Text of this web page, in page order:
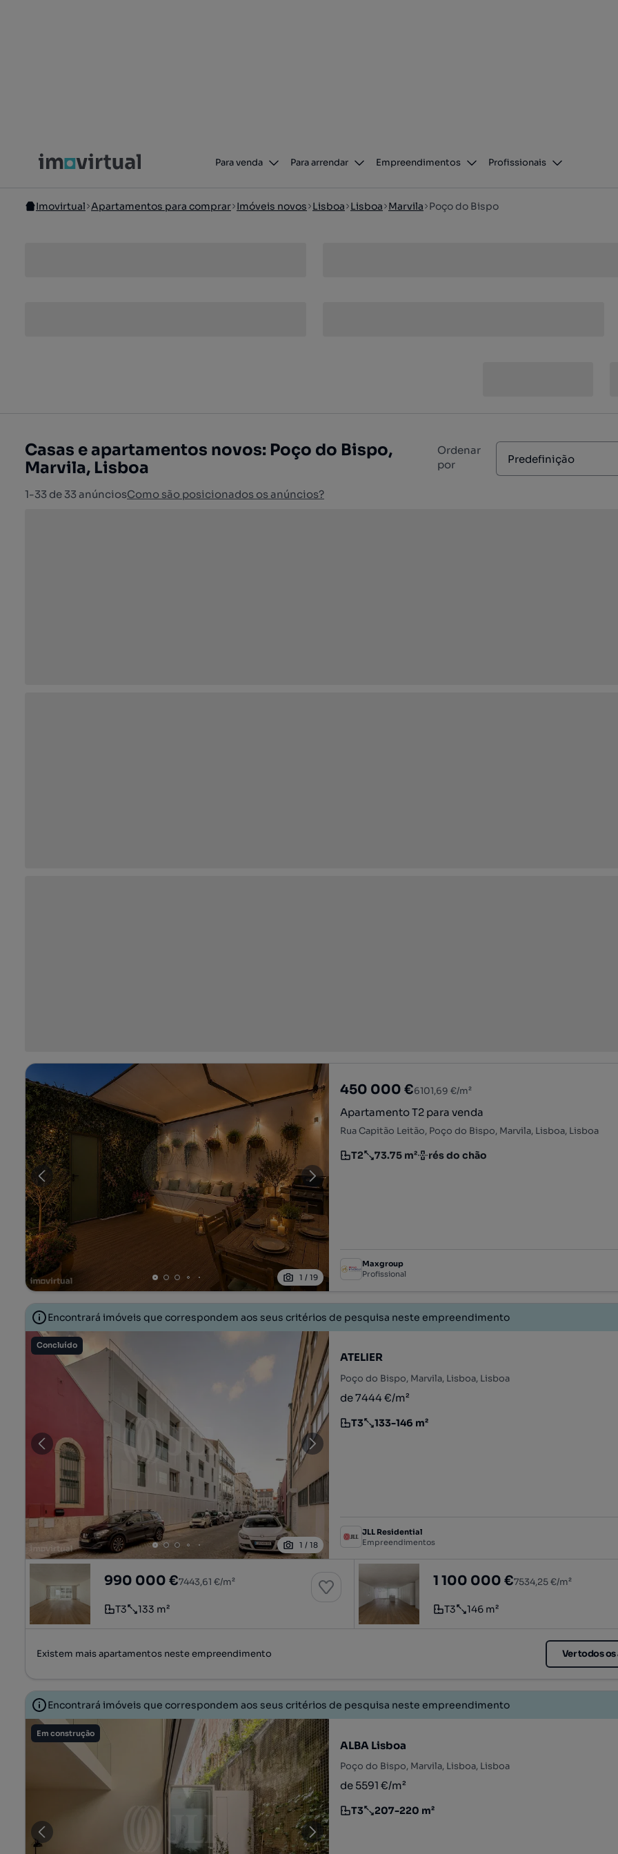
Para venda Para arrendar Empreendimentos Profissionais
Imovirtual Apartamentos para comprar Imóveis novos Lisboa Lisboa Marvila Poço do Bispo
Casas e apartamentos novos: Poço do Bispo,
Marvila, Lisboa
1-33 de 33 anúnciosComo são posicionados os anúncios?
Ordenar
por
Predefinição
1 /19
450 000 €6101,69 €/m²
Apartamento T2 para venda
Rua Capitão Leitão, Poço do Bispo, Marvila, Lisboa, Lisboa
Tipologia
T2
Preço por metro quadrado
73.75 m²
Andar rés do chão
Maxgroup
Profissional
Encontrará imóveis que correspondem aos seus critérios de pesquisa neste empreendimento
Concluído
1 /18
ATELIER
Poço do Bispo, Marvila, Lisboa, Lisboa
de 7444 €/m²
Tipologia
T3
Preço por metro quadrado
133-146 m²
JLL Residential
Empreendimentos
Apartamento T3, com garagem, no Condomínio Atelier, Lisboa
990 000 €7443,61 €/m²
Tipologia
T3
Preço por metro quadrado
133 m²
Apartamento T3, com garagem, no
1 100 000 €7534,25 €/m²
Tipologia
T3
Preço por metro quadrado
146 m²
Existem mais apartamentos neste empreendimento Ver todos
Encontrará imóveis que correspondem aos seus critérios de pesquisa neste empreendimento
Em construção
ALBA Lisboa
Poço do Bispo, Marvila, Lisboa, Lisboa
de 5591 €/m²
Tipologia
T3
Preço por metro quadrado
207-220 m²